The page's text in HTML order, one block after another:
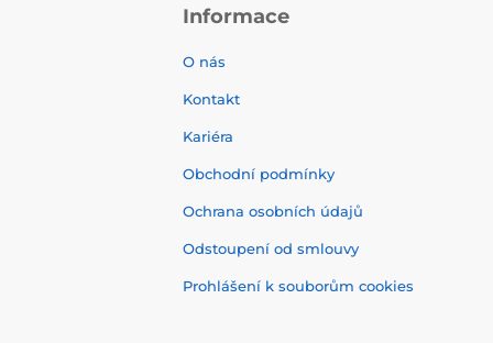
Informace
O nás
Kontakt
Kariéra
Obchodní podmínky
Ochrana osobních údajů
Odstoupení od smlouvy
Prohlášení k souborům cookies